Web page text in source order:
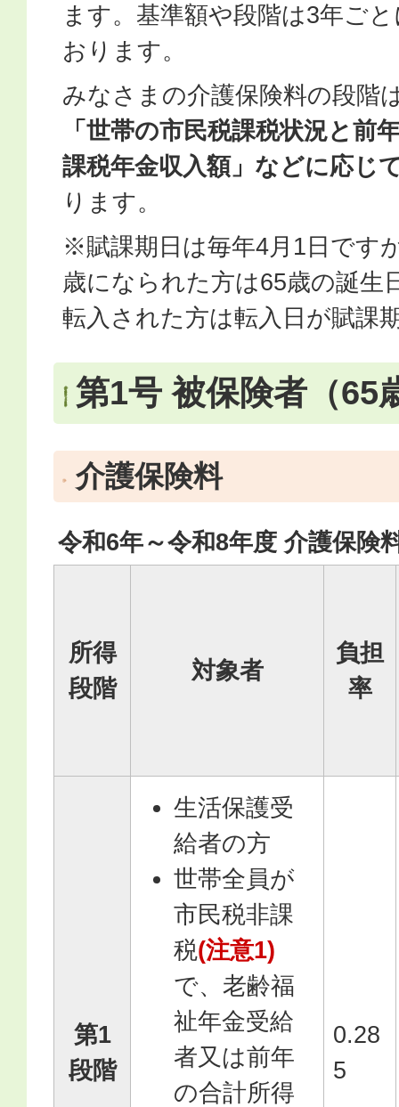
ます。基準額や段階は3年ご
おります。
みなさまの介護保険料の段階
「世帯の市民税課税状況と前
課税年金収入額」などに応じ
ります。
※賦課期日は毎年4月1日です
歳になられた方は65歳の誕生
転入された方は転入日が賦課
第1号 被保険者（65
介護保険料
令和6年～令和8年度 介護保険
所得
段階
対象者
負担
率
第1
段階
生活保護受
給者の方
世帯全員が
市民税非課
税(注意1)
で、老齢福
祉年金受給
者又は前年
の合計所得
0.28
5